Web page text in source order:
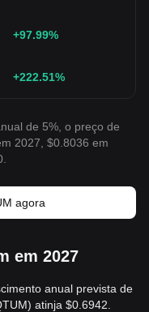
+97.99%
+222.51%
de 5%, o preço de
2027, $0.8036 em
agora
em 2027
anual prevista de
atinja $0.6942.